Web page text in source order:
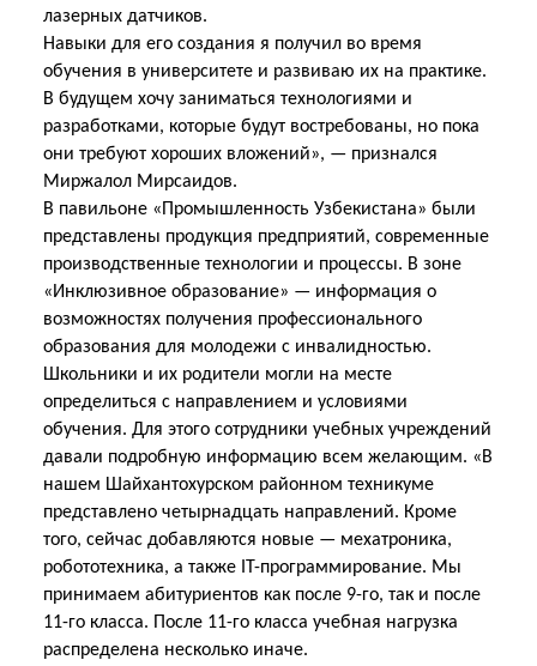
лазерных датчиков.
Навыки для его создания я получил во время
обучения в университете и развиваю их на практике.
В будущем хочу заниматься технологиями и
разработками, которые будут востребованы, но пока
они требуют хороших вложений», — признался
Миржалол Мирсаидов.
В павильоне «Промышленность Узбекистана» были
представлены продукция предприятий, современные
производственные технологии и процессы. В зоне
«Инклюзивное образование» — информация о
возможностях получения профессионального
образования для молодежи с инвалидностью.
Школьники и их родители могли на месте
определиться с направлением и условиями
обучения. Для этого сотрудники учебных учреждений
давали подробную информацию всем желающим. «В
нашем Шайхантохурском районном техникуме
представлено четырнадцать направлений. Кроме
того, сейчас добавляются новые — мехатроника,
робототехника, а также IT-программирование. Мы
принимаем абитуриентов как после 9-го, так и после
11-го класса. После 11-го класса учебная нагрузка
распределена несколько иначе.